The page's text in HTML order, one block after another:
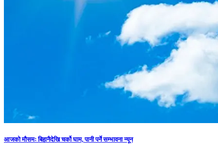
आजको मौसमः बिहानैदेखि चर्को घाम, पानी पर्ने सम्भावना न्यून